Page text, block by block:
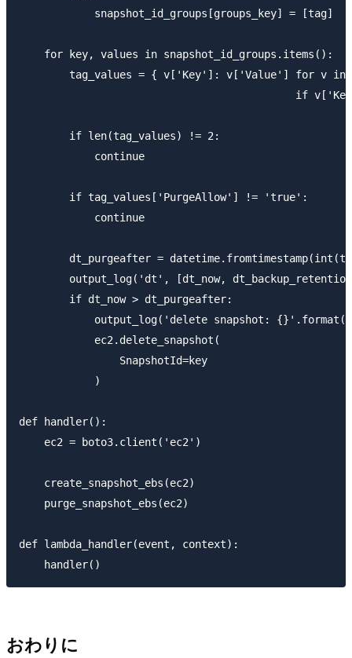
            snapshot_id_groups[groups_key] = [tag]
    for key, values in snapshot_id_groups.items():
tag_values = { v['Key']: v['Value'] for v
if
        if len(tag_values) != 2:
            continue
        if tag_values['PurgeAllow'] != 'true':
            continue
dt_purgeafter =
output_log('dt', [dt_now,
        if dt_now > dt_purgeafter:
output_log('delete snapshot:
            ec2.delete_snapshot(
                SnapshotId=key
            )
def handler():
    ec2 = boto3.client('ec2')
    create_snapshot_ebs(ec2)
    purge_snapshot_ebs(ec2)
def lambda_handler(event, context):
おわりに